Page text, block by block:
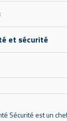
et sécurité
Sécurité est un